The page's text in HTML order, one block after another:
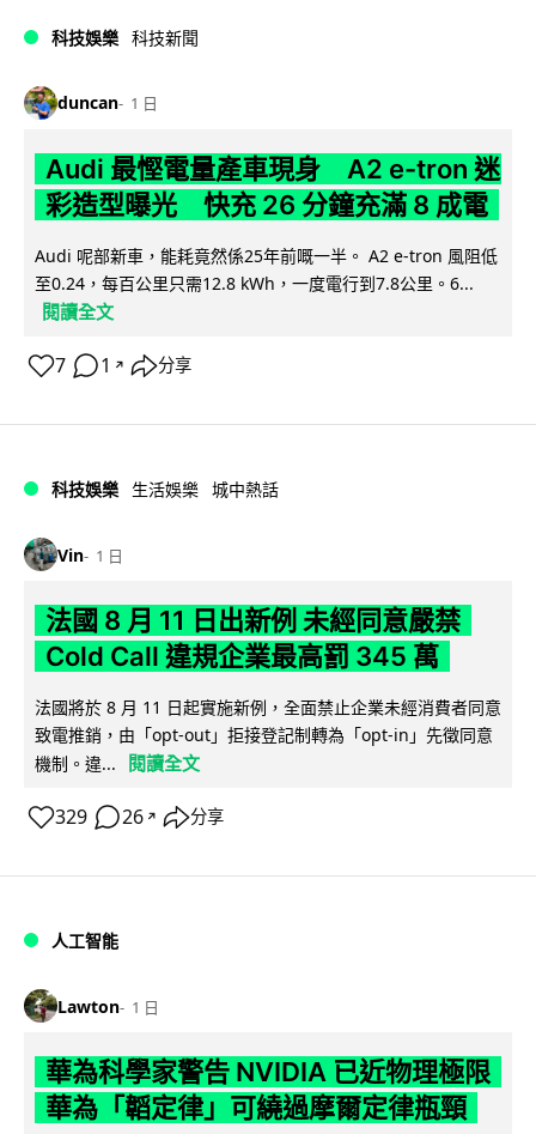
科技娛樂 科技新聞
duncan 1 日
Audi 最慳電量產車現身 A2 e-tron 迷
彩造型曝光 快充 26 分鐘充滿 8 成電
Audi 呢部新車，能耗竟然係25年前嘅一半。 A2 e-tron 風阻低
至0.24，每百公里只需12.8 kWh，一度電行到7.8公里。6...
閱讀全文
7 1 ↗ 分享
科技娛樂 生活娛樂 城中熱話
Vin 1 日
法國 8 月 11 日出新例 未經同意嚴禁
Cold Call 違規企業最高罰 345 萬
法國將於 8 月 11 日起實施新例，全面禁止企業未經消費者同意
致電推銷，由「opt-out」拒接登記制轉為「opt-in」先徵同意
機制。違...
閱讀全文
329 26 ↗ 分享
人工智能
Lawton 1 日
華為科學家警告 NVIDIA 已近物理極限
華為「韜定律」可繞過摩爾定律瓶頸